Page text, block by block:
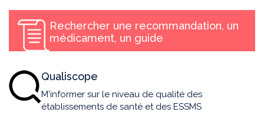
Qualiscope
M'informer sur le niveau de qualité des
établissements de santé et des ESSMS
Rechercher une recommandation, un
médicament, un guide